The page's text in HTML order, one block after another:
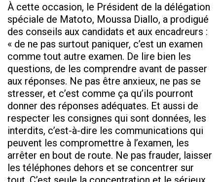
À cette occasion, le Président de la délégation
spéciale de Matoto, Moussa Diallo, a prodigué
des conseils aux candidats et aux encadreurs :
« de ne pas surtout paniquer, c’est un examen
comme tout autre examen. De lire bien les
questions, de les comprendre avant de passer
aux réponses. Ne pas être anxieux, ne pas se
stresser, et c’est comme ça qu’ils pourront
donner des réponses adéquates. Et aussi de
respecter les consignes qui sont données, les
interdits, c’est-à-dire les communications qui
peuvent les compromettre à l’examen, les
arrêter en bout de route. Ne pas frauder, laisser
les téléphones dehors et se concentrer sur